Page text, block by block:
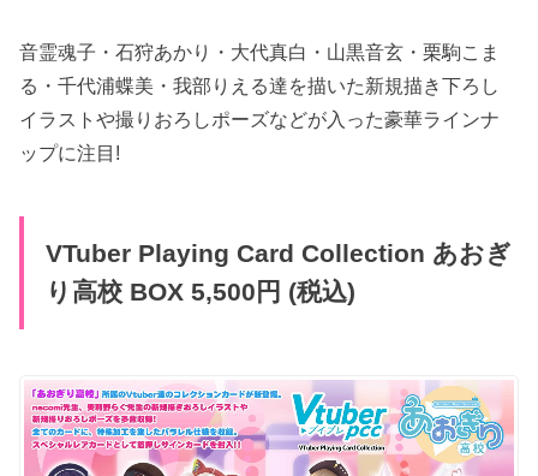
音霊魂子・石狩あかり・大代真白・山黒音玄・栗駒こま
る・千代浦蝶美・我部りえる達を描いた新規描き下ろし
イラストや撮りおろしポーズなどが入った豪華ラインナ
ップに注目!
VTuber Playing Card Collection あおぎ
り高校 BOX 5,500円 (税込)